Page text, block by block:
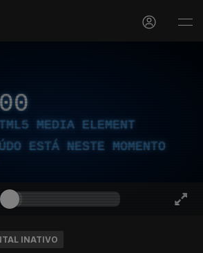
MEDIA ELEMENT
ESTÁ NESTE MOMENTO
INATIVO